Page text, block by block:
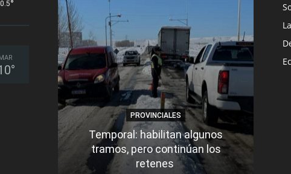
°
MAR
°
PROVINCIALES
Temporal: habilitan algunos
tramos, pero continúan los
retenes